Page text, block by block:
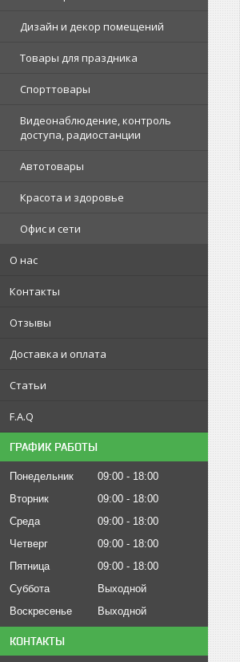
Дизайн и декор помещений
Товары для праздника
Спорттовары
Видеонаблюдение, контроль
доступа, радиостанции
Автотовары
Красота и здоровье
Офис и сети
О нас
Контакты
Отзывы
Доставка и оплата
Статьи
F.A.Q
ГРАФИК РАБОТЫ
Понедельник 09:00
18:00
Вторник
09:00
18:00
Среда
09:00
18:00
Четверг
09:00
18:00
Пятница
09:00
18:00
Суббота
Выходной
Воскресенье
Выходной
КОНТАКТЫ